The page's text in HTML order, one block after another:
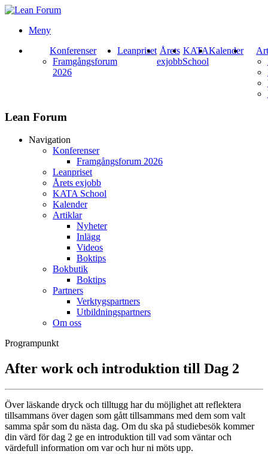
Meny
Konferenser
Framgångsforum
2026
Leanpriset Årets
exjobb
KATA
School
Kalender
Lean Forum
Navigation
Konferenser
Framgångsforum 2026
Leanpriset
Årets exjobb
KATA School
Kalender
Artiklar
Nyheter
Inlägg
Videos
Boktips
Bokbutik
Boktips
Partners
Verktygspartners
Utbildningspartners
Om oss
Programpunkt
After work och introduktion till Dag 2
Över läskande dryck och tilltugg har du möjlighet att reflektera
tillsammans över dagen som gått tillsammans med dem som valt
samma spår som du nästa dag. Om du ska på studiebesök kommer
din värd för dag 2 ge en introduktion till vad som väntar och
värdefull information om var och hur ni möts upp.